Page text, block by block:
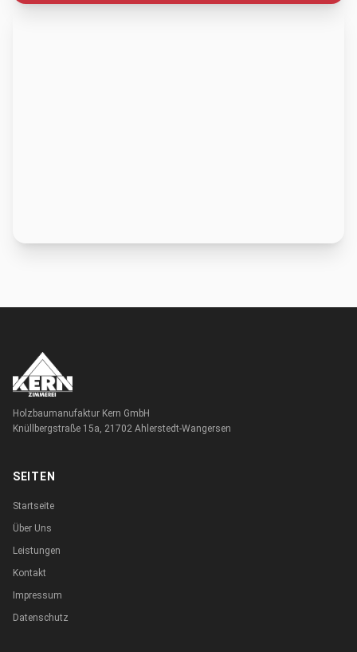
Holzbaumanufaktur Kern GmbH
Knüllbergstraße 15a, 21702 Ahlerstedt-Wangersen
SEITEN
Startseite
Über Uns
Leistungen
Kontakt
Impressum
Datenschutz